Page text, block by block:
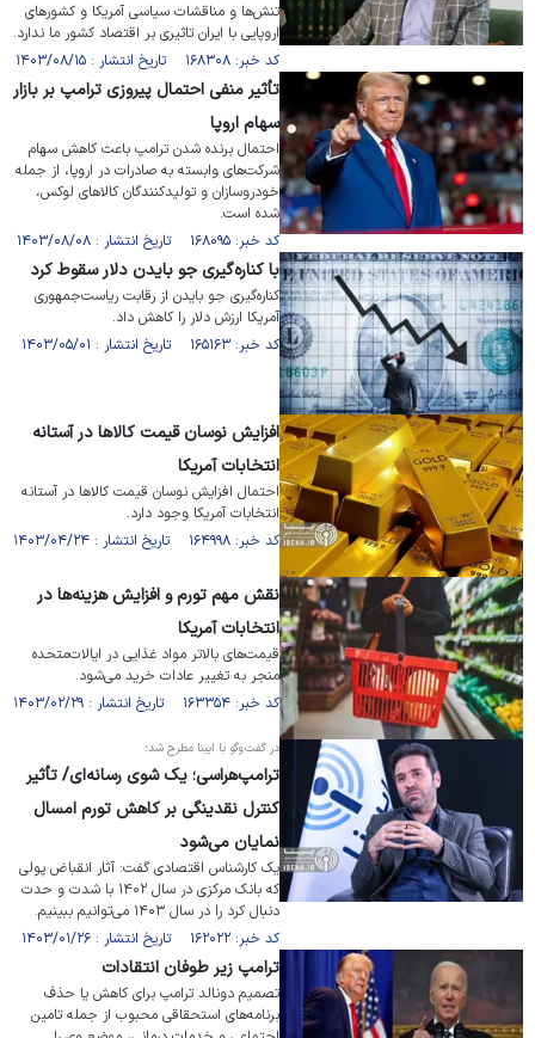
تنش‌ها و مناقشات سیاسی آمریکا و کشور‌های
اروپایی با ایران تاثیری بر اقتصاد کشور ما ندارد.
کد خبر: ۱۶۸۳۰۸ تاریخ انتشار : ۱۴۰۳/۰۸/۱۵
تأثیر منفی احتمال پیروزی ترامپ بر بازار
سهام اروپا
احتمال برنده شدن ترامپ باعث کاهش سهام
شرکت‌های وابسته به صادرات در اروپا، از جمله
خودروسازان و تولیدکنندگان کالاهای لوکس،
شده است.
کد خبر: ۱۶۸۰۹۵ تاریخ انتشار : ۱۴۰۳/۰۸/۰۸
با کناره‌گیری جو بایدن دلار سقوط کرد
کناره‌گیری جو بایدن از رقابت ریاست‌جمهوری
آمریکا ارزش دلار را کاهش داد.
کد خبر: ۱۶۵۱۶۳ تاریخ انتشار : ۱۴۰۳/۰۵/۰۱
افزایش نوسان قیمت کالا‌ها در آستانه
انتخابات آمریکا
احتمال افزایش نوسان قیمت کالا‌ها در آستانه
انتخابات آمریکا وجود دارد.
کد خبر: ۱۶۴۹۹۸ تاریخ انتشار : ۱۴۰۳/۰۴/۲۴
نقش مهم تورم و افزایش هزینه‌ها در
انتخابات آمریکا
قیمت‌های بالاتر مواد غذایی در ایالات‌متحده
منجر به تغییر عادات خرید می‌شود.
کد خبر: ۱۶۳۳۵۴ تاریخ انتشار : ۱۴۰۳/۰۲/۲۹
در گفت‌وگو با ایبنا مطرح شد؛
ترامپ‌هراسی؛ یک شوی رسانه‌ای/ تأثیر
کنترل نقدینگی بر کاهش تورم امسال
نمایان می‌شود
یک کارشناس اقتصادی گفت: آثار انقباض پولی
که بانک مرکزی در سال ۱۴۰۲ با شدت و حدت
دنبال کرد را در سال ۱۴۰۳ می‌توانیم ببینیم.
کد خبر: ۱۶۲۰۲۲ تاریخ انتشار : ۱۴۰۳/۰۱/۲۶
ترامپ زیر طوفان انتقادات
تصمیم دونالد ترامپ برای کاهش یا حذف
برنامه‌های استحقاقی محبوب از جمله تامین